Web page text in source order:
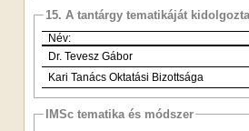
15. A tantárgy tematikáját kidolgozta
Név:
Dr. Tevesz Gábor
Kari Tanács Oktatási Bizottsága
IMSc tematika és módszer